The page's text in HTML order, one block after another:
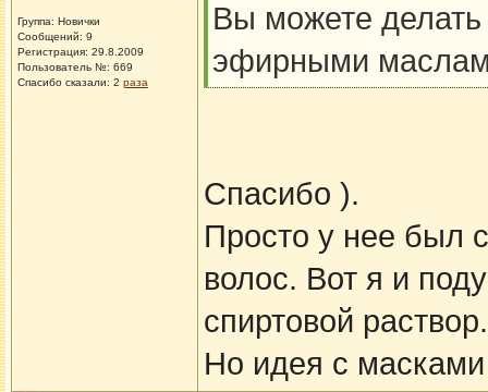
Группа: Новички
Сообщений: 9
Регистрация: 29.8.2009
Пользователь №: 669
Спасибо сказали: 2 раза
Вы можете
эфирными
Спасибо ).
Просто у нее был
волос. Вот я и
спиртовой
Но идея с